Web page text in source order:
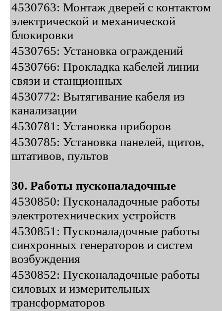
4530763: Монтаж дверей с контактом
электрической и механической
блокировки
4530765: Установка ограждений
4530766: Прокладка кабелей линии
связи и станционных
4530772: Вытягивание кабеля из
канализации
4530781: Установка приборов
4530785: Установка панелей, щитов,
штативов, пультов
30. Работы пусконаладочные
4530850: Пусконаладочные работы
электротехнических устройств
4530851: Пусконаладочные работы
синхронных генераторов и систем
возбуждения
4530852: Пусконаладочные работы
силовых и измерительных
трансформаторов